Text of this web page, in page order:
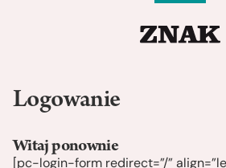
Logowanie
Witaj ponownie
[pc-login-form redirect=”/”